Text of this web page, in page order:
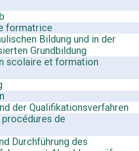
formatrice
Bildung und in der
Grundbildung
scolaire et formation
der Qualifikationsverfahren
de
Durchführung des